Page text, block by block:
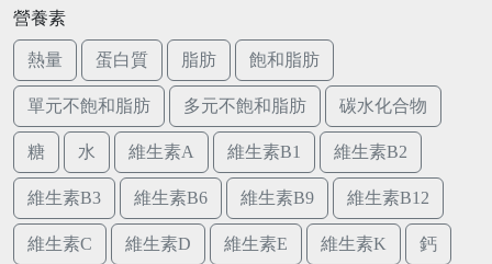
營養素
熱量 蛋白質 脂肪 飽和脂肪
單元不飽和脂肪 多元不飽和脂肪 碳水化合物
糖 水 維生素A 維生素B1 維生素B2
維生素B3 維生素B6 維生素B9 維生素B12
維生素C 維生素D 維生素E 維生素K 鈣